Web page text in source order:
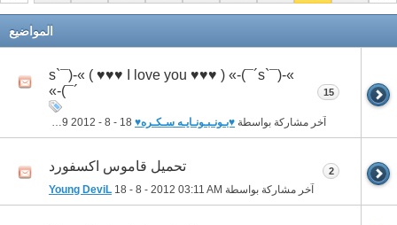
المواضيع
»-(¯`s´¯)-» ( ♥♥♥ I love you ♥♥♥ ) »-(¯`s
´¯)-»
آخر مشاركة بواسطة ♥بـونـبـونـايـه سـكـره♥ 03:19 AM
15
تحميل قاموس اكسفورد
آخر مشاركة بواسطة Young DeviL 18 - 8 - 2012 03:11 AM
2